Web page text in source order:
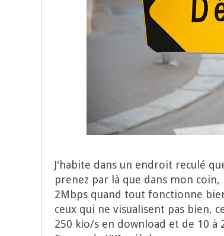
J'habite dans un endroit recu­lé
pre­nez par là que dans mon
2Mbps quand tout fonc­tionne
ceux qui ne visua­lisent pas bien,
250 kio/s en down­load et de 10 à